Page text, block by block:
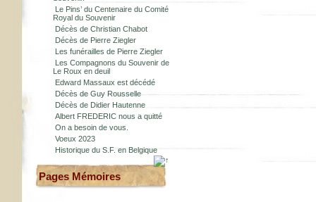
Le Pins’ du Centenaire du Comité
Royal du Souvenir
Décès de Christian Chabot
Décès de Pierre Ziegler
Les funérailles de Pierre Ziegler
Les Compagnons du Souvenir de
Le Roux en deuil
Edward Massaux est décédé
Décès de Guy Rousselle
Décès de Didier Hautenne
Albert FREDERIC nous a quitté
On a besoin de vous.
Voeux 2023
Historique du S.F. en Belgique
Pages Mémoires